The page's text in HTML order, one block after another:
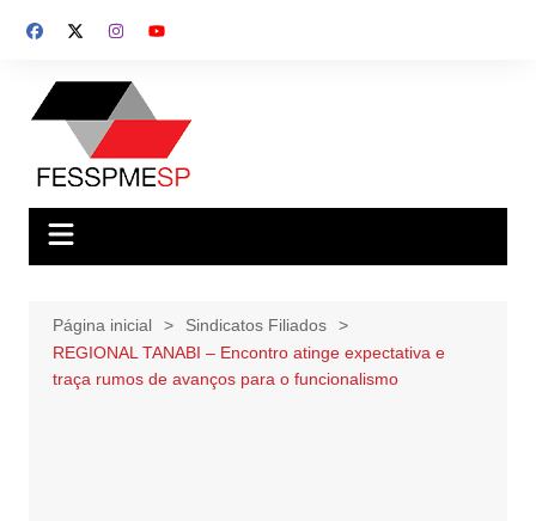
para
conteúdo
Página inicial
Sindicatos Filiados
REGIONAL TANABI – Encontro atinge expectativa e
traça rumos de avanços para o funcionalismo